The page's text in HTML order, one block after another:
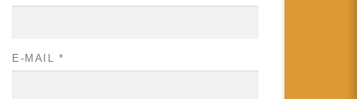
E-MAIL *